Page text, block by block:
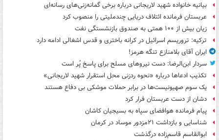
بیانیه خانواده شهید لاریجانی درباره برخی گمانه‌زنی‌های رسانه‌ای
عربستان فرمانده ائتلاف دریایی چندملیتی را منصوب کرد
زیان بیش از ۱۰۰ همتی به صندوق‌ بازنشستگی نفت
ترکیه: تروریسم اسرائیل در کرانه باختری و قدس اشغالی ادامه دارد
ایران آقای بلامنازع تنگه هرمز!
سردار ابن‌الرضا: دست نیروهای مسلح برای پاسخ پُر است
تکذیب ادعاها درباره «نحوه ردزنی محل استقرار شهید لاریجانی»
یک‌ سوم صهیونیست‌ها در برابر حملات موشکی بی دفاع هستند
دشان از دست عربستان فرار کرد
پیام فرمانده هوافضای سپاه به بسیجیان کاشان
شناسایی و بازداشت ۲۱مزدور موساد در کرمان
ابوالقاسم قاسم‌زاده درگذشت